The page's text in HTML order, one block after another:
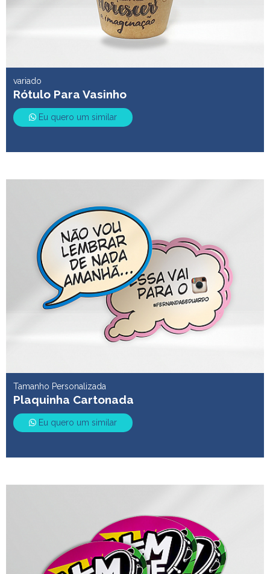
variado
Rótulo Para Vasinho
Eu quero um similar
Tamanho Personalizada
Plaquinha Cartonada
Eu quero um similar